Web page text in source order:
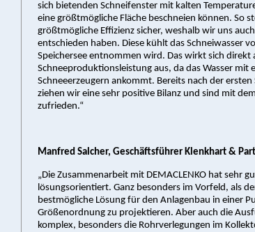
sich bietenden Schneifenster mit kalten
eine größtmögliche Fläche beschneien können. So
größtmögliche Effizienz sicher, weshalb wir uns
entschieden haben. Diese kühlt das Schneiwasser
Speichersee entnommen wird. Das wirkt sich direkt
Schneeproduktionsleistung aus, da das Wasser mit
Schneeerzeugern ankommt. Bereits nach der
ziehen wir eine sehr positive Bilanz und sind mit
zufrieden.“
Manfred Salcher, Geschäftsführer Klenkhart &
„Die Zusammenarbeit mit DEMACLENKO hat sehr
lösungsorientiert. Ganz besonders im Vorfeld, als
bestmögliche Lösung für den Anlagenbau in einer
Größenordnung zu projektieren. Aber auch die
komplex, besonders die Rohrverlegungen im